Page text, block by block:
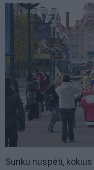
Sunku nuspėti,